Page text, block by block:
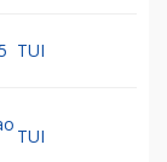
TUI
TUI